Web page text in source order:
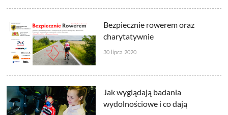
Bezpiecznie rowerem oraz
charytatywnie
30 lipca 2020
Jak wyglądają badania
wydolnościowe i co dają